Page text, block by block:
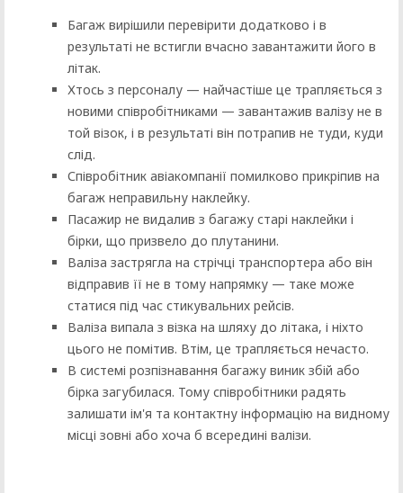
Багаж вирішили перевірити додатково і в
результаті не встигли вчасно завантажити його в
літак.
Хтось з персоналу — найчастіше це трапляється з
новими співробітниками — завантажив валізу не в
той візок, і в результаті він потрапив не туди, куди
слід.
Співробітник авіакомпанії помилково прикріпив на
багаж неправильну наклейку.
Пасажир не видалив з багажу старі наклейки і
бірки, що призвело до плутанини.
Валіза застрягла на стрічці транспортера або він
відправив її не в тому напрямку — таке може
статися під час стикувальних рейсів.
Валіза випала з візка на шляху до літака, і ніхто
цього не помітив. Втім, це трапляється нечасто.
В системі розпізнавання багажу виник збій або
бірка загубилася. Тому співробітники радять
залишати ім'я та контактну інформацію на видному
місці зовні або хоча б всередині валізи.